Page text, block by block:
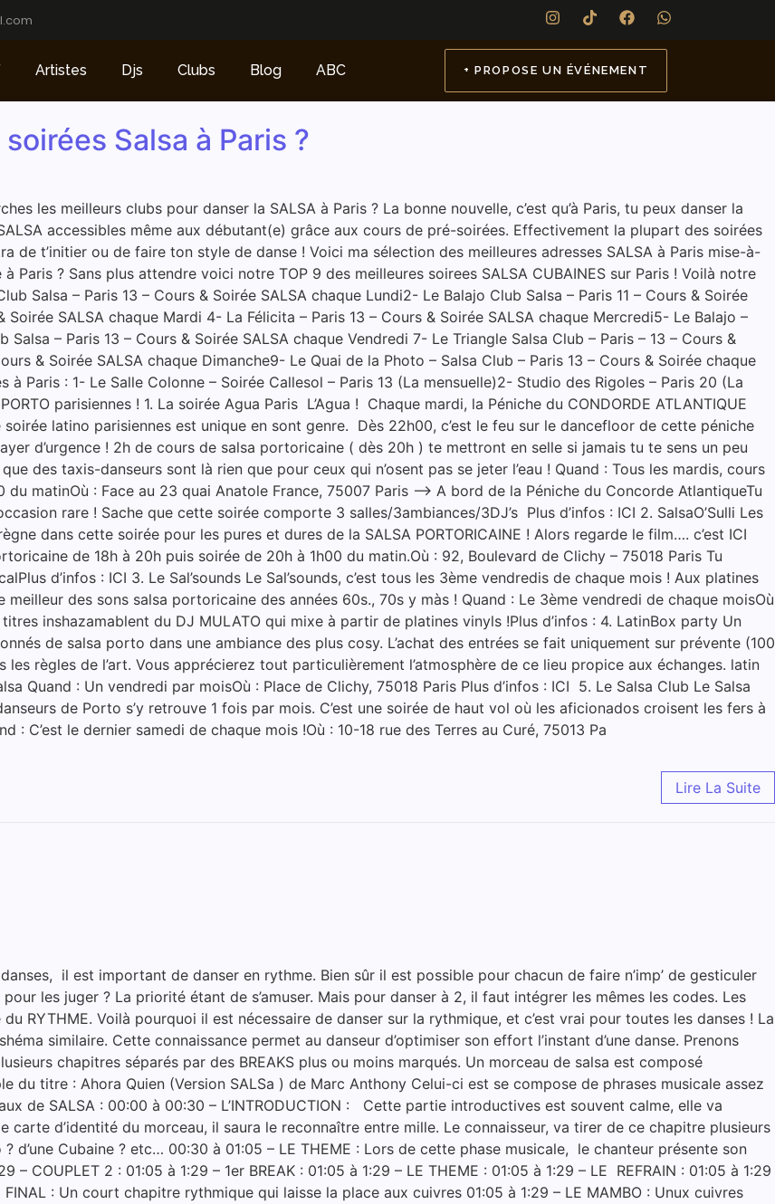
Artistes Djs Clubs Blog ABC + PROPOSE UN ÉVÉNEMENT
Salsa à Paris ?
les meilleurs clubs pour danser la SALSA à Paris ? La bonne nouvelle, c’est qu’à Paris, tu peux danser la
accessibles même aux débutant(e) grâce aux cours de pré-soirées. Effectivement la plupart des soirées
de t’initier ou de faire ton style de danse ! Voici ma sélection des meilleures adresses SALSA à Paris mise-à-
Paris ? Sans plus attendre voici notre TOP 9 des meilleures soirees SALSA CUBAINES sur Paris ! Voilà notre
Salsa – Paris 13 – Cours & Soirée SALSA chaque Lundi2- Le Balajo Club Salsa – Paris 11 – Cours & Soirée
SALSA chaque Mardi 4- La Félicita – Paris 13 – Cours & Soirée SALSA chaque Mercredi5- Le Balajo –
Salsa – Paris 13 – Cours & Soirée SALSA chaque Vendredi 7- Le Triangle Salsa Club – Paris – 13 – Cours &
& Soirée SALSA chaque Dimanche9- Le Quai de la Photo – Salsa Club – Paris 13 – Cours & Soirée chaque
Paris : 1- Le Salle Colonne – Soirée Callesol – Paris 13 (La mensuelle)2- Studio des Rigoles – Paris 20 (La
parisiennes ! 1. La soirée Agua Paris L’Agua ! Chaque mardi, la Péniche du CONDORDE ATLANTIQUE
latino parisiennes est unique en sont genre. Dès 22h00, c’est le feu sur le dancefloor de cette péniche
d’urgence ! 2h de cours de salsa portoricaine ( dès 20h ) te mettront en selle si jamais tu te sens un peu
des taxis-danseurs sont là rien que pour ceux qui n’osent pas se jeter l’eau ! Quand : Tous les mardis, cours
matinOù : Face au 23 quai Anatole France, 75007 Paris –> A bord de la Péniche du Concorde AtlantiqueTu
rare ! Sache que cette soirée comporte 3 salles/3ambiances/3DJ’s Plus d’infos : ICI 2. SalsaO’Sulli Les
dans cette soirée pour les pures et dures de la SALSA PORTORICAINE ! Alors regarde le film…. c’est ICI
de 18h à 20h puis soirée de 20h à 1h00 du matin.Où : 92, Boulevard de Clichy – 75018 Paris Tu
d’infos : ICI 3. Le Sal’sounds Le Sal’sounds, c’est tous les 3ème vendredis de chaque mois ! Aux platines
des sons salsa portoricaine des années 60s., 70s y màs ! Quand : Le 3ème vendredi de chaque moisOù
inshazamablent du DJ MULATO qui mixe à partir de platines vinyls !Plus d’infos : 4. LatinBox party Un
de salsa porto dans une ambiance des plus cosy. L’achat des entrées se fait uniquement sur prévente (100
règles de l’art. Vous apprécierez tout particulièrement l’atmosphère de ce lieu propice aux échanges. latin
Quand : Un vendredi par moisOù : Place de Clichy, 75018 Paris Plus d’infos : ICI 5. Le Salsa Club Le Salsa
de Porto s’y retrouve 1 fois par mois. C’est une soirée de haut vol où les aficionados croisent les fers à
C’est le dernier samedi de chaque mois !Où : 10-18 rue des Terres au Curé, 75013 Pa
Lire La Suite
il est important de danser en rythme. Bien sûr il est possible pour chacun de faire n’imp’ de gesticuler
les juger ? La priorité étant de s’amuser. Mais pour danser à 2, il faut intégrer les mêmes les codes. Les
RYTHME. Voilà pourquoi il est nécessaire de danser sur la rythmique, et c’est vrai pour toutes les danses ! La
similaire. Cette connaissance permet au danseur d’optimiser son effort l’instant d’une danse. Prenons
chapitres séparés par des BREAKS plus ou moins marqués. Un morceau de salsa est composé
du titre : Ahora Quien (Version SALSa ) de Marc Anthony Celui-ci est se compose de phrases musicale assez
de SALSA : 00:00 à 00:30 – L’INTRODUCTION : Cette partie introductives est souvent calme, elle va
d’identité du morceau, il saura le reconnaître entre mille. Le connaisseur, va tirer de ce chapitre plusieurs
? d’une Cubaine ? etc… 00:30 à 01:05 – LE THEME : Lors de cette phase musicale, le chanteur présente son
COUPLET 2 : 01:05 à 1:29 – 1er BREAK : 01:05 à 1:29 – LE THEME : 01:05 à 1:29 – LE REFRAIN : 01:05 à 1:29
FINAL : Un court chapitre rythmique qui laisse la place aux cuivres 01:05 à 1:29 – LE MAMBO : Unux cuivres